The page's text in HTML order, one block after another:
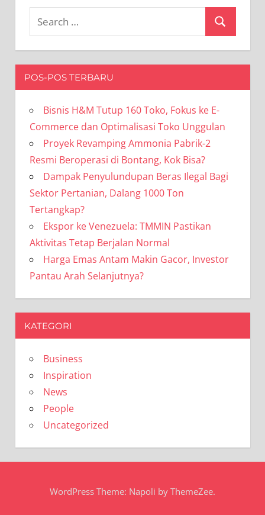
Search
POS-POS TERBARU
Bisnis H&M Tutup 160 Toko, Fokus ke E-
Commerce dan Optimalisasi Toko Unggulan
Proyek Revamping Ammonia Pabrik-2
Resmi Beroperasi di Bontang, Kok Bisa?
Dampak Penyulundupan Beras Ilegal Bagi
Sektor Pertanian, Dalang 1000 Ton
Tertangkap?
Ekspor ke Venezuela: TMMIN Pastikan
Aktivitas Tetap Berjalan Normal
Harga Emas Antam Makin Gacor, Investor
Pantau Arah Selanjutnya?
KATEGORI
Business
Inspiration
News
People
Uncategorized
WordPress Theme: Napoli by ThemeZee.